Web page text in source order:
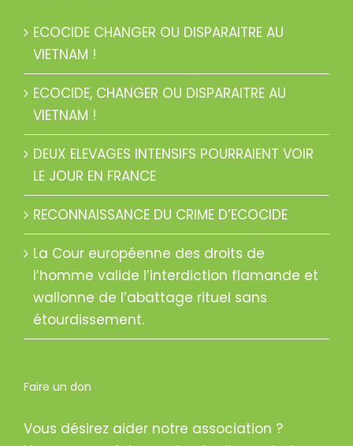
ECOCIDE CHANGER OU DISPARAITRE AU
VIETNAM !
ECOCIDE, CHANGER OU DISPARAITRE AU
VIETNAM !
DEUX ELEVAGES INTENSIFS POURRAIENT VOIR
LE JOUR EN FRANCE
RECONNAISSANCE DU CRIME D’ECOCIDE
La Cour européenne des droits de
l’homme valide l’interdiction flamande et
wallonne de l’abattage rituel sans
étourdissement.
Faire un don
Vous désirez aider notre association ?